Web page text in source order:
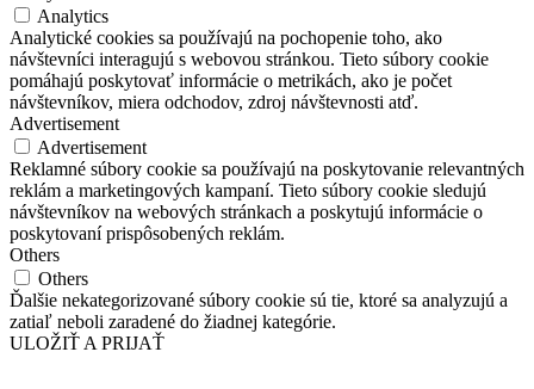
Analytics
Analytické cookies sa používajú na pochopenie toho, ako
návštevníci interagujú s webovou stránkou. Tieto súbory cookie
pomáhajú poskytovať informácie o metrikách, ako je počet
návštevníkov, miera odchodov, zdroj návštevnosti atď.
Advertisement
Advertisement
Reklamné súbory cookie sa používajú na poskytovanie relevantných
reklám a marketingových kampaní. Tieto súbory cookie sledujú
návštevníkov na webových stránkach a poskytujú informácie o
poskytovaní prispôsobených reklám.
Others
Others
Ďalšie nekategorizované súbory cookie sú tie, ktoré sa analyzujú a
zatiaľ neboli zaradené do žiadnej kategórie.
ULOŽIŤ A PRIJAŤ